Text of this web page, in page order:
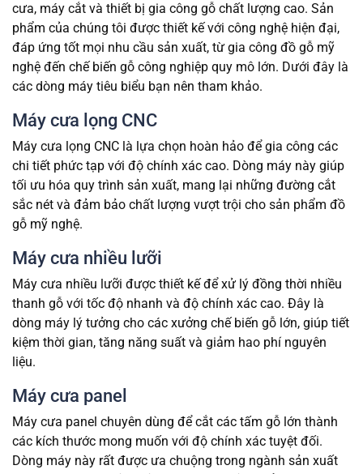
cưa, máy cắt và thiết bị gia công gỗ chất lượng cao. Sản
phẩm của chúng tôi được thiết kế với công nghệ hiện đại,
đáp ứng tốt mọi nhu cầu sản xuất, từ gia công đồ gỗ mỹ
nghệ đến chế biến gỗ công nghiệp quy mô lớn. Dưới đây là
các dòng máy tiêu biểu bạn nên tham khảo.
Máy cưa lọng CNC
Máy cưa lọng CNC là lựa chọn hoàn hảo để gia công các
chi tiết phức tạp với độ chính xác cao. Dòng máy này giúp
tối ưu hóa quy trình sản xuất, mang lại những đường cắt
sắc nét và đảm bảo chất lượng vượt trội cho sản phẩm đồ
gỗ mỹ nghệ.
Máy cưa nhiều lưỡi
Máy cưa nhiều lưỡi được thiết kế để xử lý đồng thời nhiều
thanh gỗ với tốc độ nhanh và độ chính xác cao. Đây là
dòng máy lý tưởng cho các xưởng chế biến gỗ lớn, giúp tiết
kiệm thời gian, tăng năng suất và giảm hao phí nguyên
liệu.
Máy cưa panel
Máy cưa panel chuyên dùng để cắt các tấm gỗ lớn thành
các kích thước mong muốn với độ chính xác tuyệt đối.
Dòng máy này rất được ưa chuộng trong ngành sản xuất